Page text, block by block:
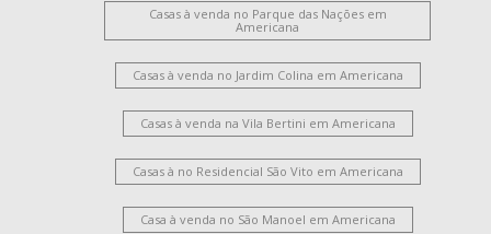
Casas à venda no Parque das Nações em
Americana
Casas à venda no Jardim Colina em Americana
Casas à venda na Vila Bertini em Americana
Casas à no Residencial São Vito em Americana
Casa à venda no São Manoel em Americana